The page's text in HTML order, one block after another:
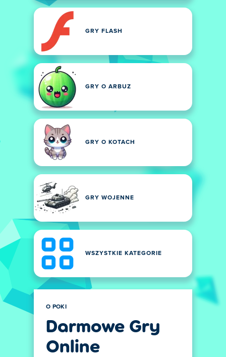
GRY FLASH
GRY O ARBUZ
GRY O KOTACH
GRY WOJENNE
WSZYSTKIE KATEGORIE
O POKI
Darmowe Gry
Online